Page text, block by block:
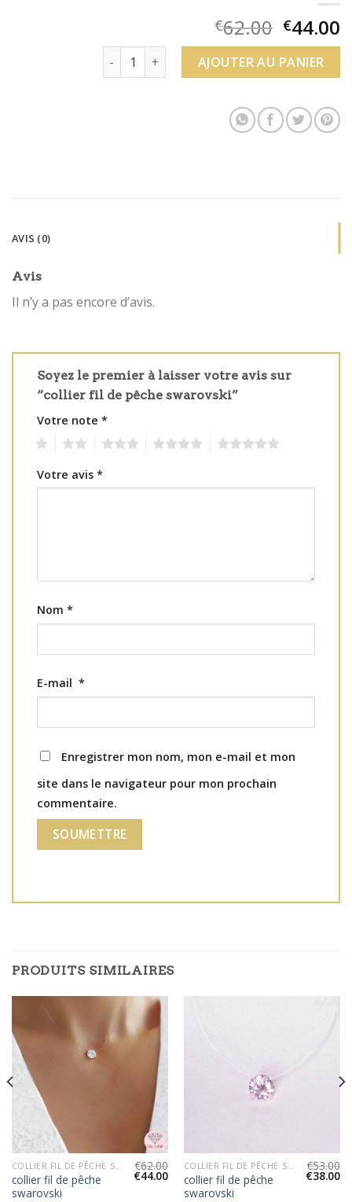
€62.00 €44.00
quantité de collier fil de pêche swarovski
AJOUTER AU PANIER
AVIS (0)
Avis
Il n’y a pas encore d’avis.
Soyez le premier à laisser votre avis sur
“collier fil de pêche swarovski”
Votre note *
Votre avis *
Nom *
E-mail *
Enregistrer mon nom, mon e-mail et mon
site dans le navigateur pour mon prochain
commentaire.
PRODUITS SIMILAIRES
COLLIER FIL DE PÊCHE SWAROVSKI
collier fil de pêche
swarovski
€62.00
€44.00
COLLIER FIL DE PÊCHE SWAROVSKI
collier fil de pêche
swarovski
€53.00
€38.00